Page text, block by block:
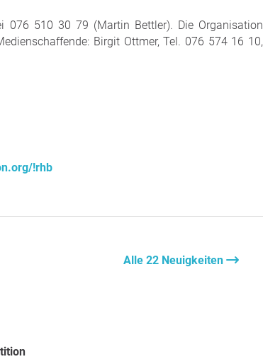
076 510 30 79 (Martin Bettler). Die Organisation
Birgit Ottmer, Tel. 076 574 16 10,
!rhb
Alle 22 Neuigkeiten